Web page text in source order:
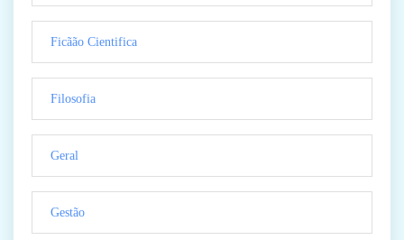
Ficãão Cientifica
Filosofia
Geral
Gestão